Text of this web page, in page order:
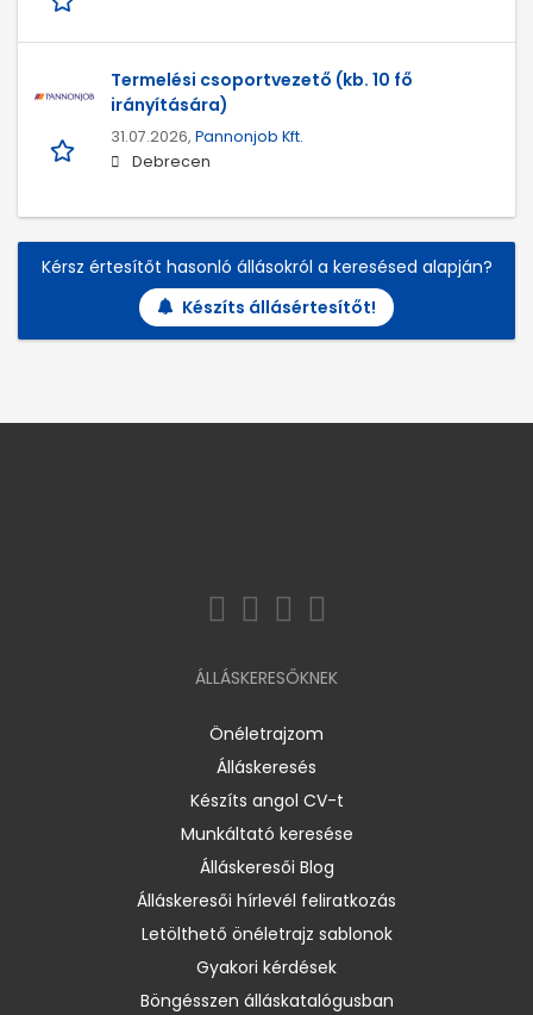
Termelési csoportvezető (kb. 10 fő
irányítására)
31.07.2026, Pannonjob Kft.
Debrecen
Kérsz értesítőt hasonló állásokról a keresésed alapján?
Készíts állásértesítőt!
ÁLLÁSKERESŐKNEK
Önéletrajzom
Álláskeresés
Készíts angol CV-t
Munkáltató keresése
Álláskeresői Blog
Álláskeresői hírlevél feliratkozás
Letölthető önéletrajz sablonok
Gyakori kérdések
Böngésszen álláskatalógusban